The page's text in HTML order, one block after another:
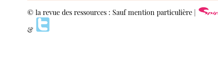
© la revue des ressources : Sauf mention particulière |
&